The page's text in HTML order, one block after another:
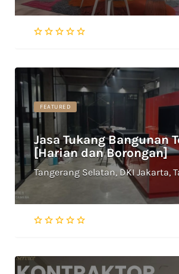
FEATURED
Jasa Tukang Bangunan
[Harian dan Borongan]